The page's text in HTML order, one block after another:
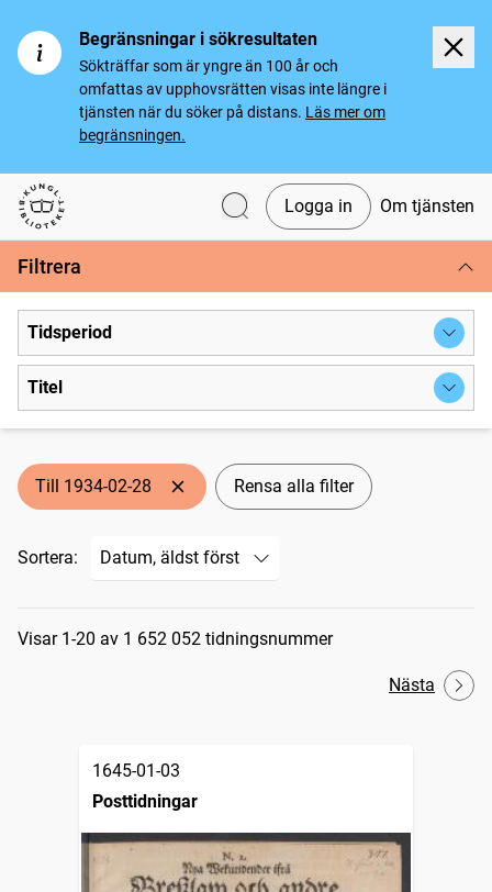
Begränsningar i sökresultaten
Sökträffar som är yngre än 100 år och
omfattas av upphovsrätten visas inte längre i
tjänsten när du söker på distans. Läs mer om
begränsningen.
Svenska tidningar
Logga in Om tjänsten
Filtrera
Tidsperiod
Titel
Till 1934-02-28 Rensa alla filter
Sortera:
Sökresultat
Visar 1-20 av 1 652 052 tidningsnummer
Nästa
1645-01-03
Posttidningar